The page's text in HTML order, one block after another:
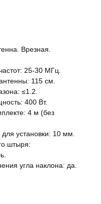
Врезная.
25-30 МГц.
115 см.
≤1.2.
400 Вт.
4 м (без
установки: 10 мм.
штыря:
угла наклона: да.